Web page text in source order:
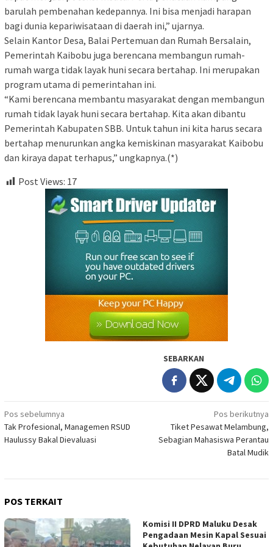
barulah pembenahan kedepannya. Ini bisa menjadi harapan
bagi dunia kepariwisataan di daerah ini,” ujarnya.
Selain Kantor Desa, Balai Pertemuan dan Rumah Bersalain,
Pemerintah Kaibobu juga berencana membangun rumah-
rumah warga tidak layak huni secara bertahap. Ini merupakan
program utama di pemerintahan ini.
“Kami berencana membantu masyarakat dengan membangun
rumah tidak layak huni secara bertahap. Kita akan dibantu
Pemerintah Kabupaten SBB. Untuk tahun ini kita harus secara
bertahap menurunkan angka kemiskinan masyarakat Kaibobu
dan kiraya dapat terhapus,” ungkapnya.(*)
Post Views: 17
SEBARKAN
Navigasi
pos
Pos sebelumnya
Tak Profesional, Managemen RSUD
Haulussy Bakal Dievaluasi
Pos berikutnya
Tiket Pesawat Melambung,
Sebagian Mahasiswa Perantau
Batal Mudik
POS TERKAIT
Komisi II DPRD Maluku Desak
Pengadaan Mesin Kapal Sesuai